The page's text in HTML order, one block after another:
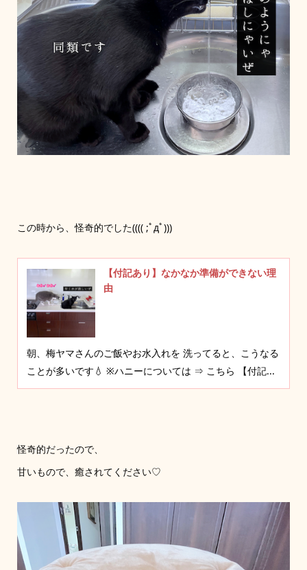
この時から、怪奇的でした(((( ;ﾟдﾟ)))
【付記あり】なかなか準備ができない理
由
朝、梅ヤマさんのご飯やお水入れを 洗ってると、こうなる
ことが多いです💧 ※ハニーについては ⇒ こちら 【付記...
怪奇的だったので、
甘いもので、癒されてください♡